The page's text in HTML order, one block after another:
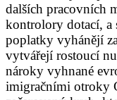
dalších pracovních
kontrolory dotací, a
poplatky vyhánějí
vytvářejí rostoucí
nároky vyhnané
imigračními otroky